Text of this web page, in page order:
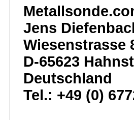
Jens
Wiesenstrasse
D-65623
Deutschland
Tel.: +49 (0)